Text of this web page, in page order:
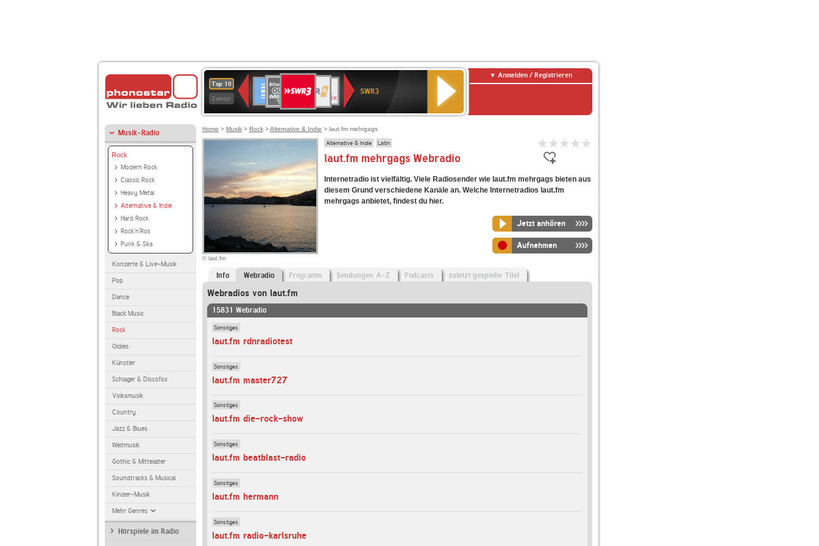
Top 10
Zuletzt
Deutschlandfunk
80er
90er
OLDIE
ANTENNE
4
KLASSIK
SWR
Kultur
NDR
2
SWR3
Anmelden / Registrieren
Musik-Radio
Rock
Modern Rock
Classic Rock
Heavy Metal
Alternative & Indie
Hard Rock
Rock'n'Roll
Punk & Ska
Konzerte & Live-Musik
Pop
Dance
Black Music
Rock
Oldies
Künstler
Schlager & Discofox
Volksmusik
Country
Jazz & Blues
Weltmusik
Gothic & Mittelalter
Soundtracks & Musical
Kinder-Musik
Mehr Genres
Hörspiele im Radio
Home > Musik > Rock >Alternative & Indie > laut.fm mehrgags
© laut.fm
Alternative & Indie Latin
laut.fm mehrgags Webradio
Internetradio ist vielfältig. Viele Radiosender wie laut.fm mehrgags bieten aus
diesem Grund verschiedene Kanäle an. Welche Internetradios laut.fm
mehrgags anbietet, findest du hier.
Jetzt anhören
Aufnehmen
Info Webradio Programm Sendungen A-Z Podcasts zuletzt gespielte Titel
Webradios von laut.fm
15831 Webradio
Sonstiges
laut.fm rdnradiotest
Sonstiges
laut.fm master727
Sonstiges
laut.fm die-rock-show
Sonstiges
laut.fm beatblast-radio
Sonstiges
laut.fm hermann
Sonstiges
laut.fm radio-karlsruhe